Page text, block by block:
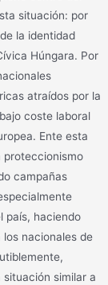
situación: por
la identidad
Húngara. Por
atraídos por la
coste laboral
Ente esta
proteccionismo
campañas
país, haciendo
nacionales de
similar a